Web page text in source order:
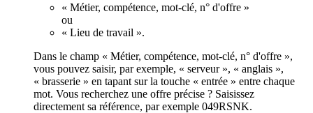
« Métier, compétence, mot-clé, n° d'offre »
ou
« Lieu de travail ».
Dans le champ « Métier, compétence, mot-clé, n° d'offre »,
vous pouvez saisir, par exemple, « serveur », « anglais »,
« brasserie » en tapant sur la touche « entrée » entre chaque
mot. Vous recherchez une offre précise ? Saisissez
directement sa référence, par exemple 049RSNK.